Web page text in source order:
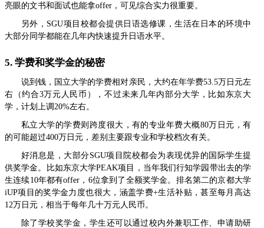
亮眼的文书和面试也能拿offer，可见综合实力很重要。
另外，SGU项目校都会提供日语选修课，生活在日本的环境中
大部分同学都能在几年内快速提升日语水平。
5. 学费和奖学金的秘密
说到钱，国立大学的学费相对亲民，大约在年学费53.5万日元左
右（约合3万元人民币），不过未来几年内部分大学，比如东京大
学，计划上调20%左右。
私立大学的学费则跨度很大，有的专业年费大概80万日元，有
的可能超过400万日元，差别主要跟专业和学校档次有关。
好消息是，大部分SGU项目院校都会为表现优异的国际学生提
供奖学金。比如东京大学PEAK项目，当年我们行知学园带出去的学
生连续10年都有offer，6位拿到了全额奖学金。排名第二的京都大学
iUP项目的奖学金力度也很大，涵盖学费+生活补贴，甚至每月高达
12万日元，相当于每年几十万元人民币。
除了学校奖学金，学生还可以通过校内外兼职工作、申请助研